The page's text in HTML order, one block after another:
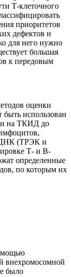
Т-клеточного
приоритетов
дефектов и
для него нужно
большая
к передовым
оценки
использован
на ТКИД до
ДНК (ТРЭК и
Т- и В-
определенные
по которым их
внехромосомной
было